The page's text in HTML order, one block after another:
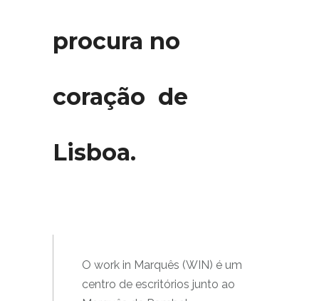
procura no
coração de
Lisboa.
O work in Marquês (WIN) é um
centro de escritórios junto ao